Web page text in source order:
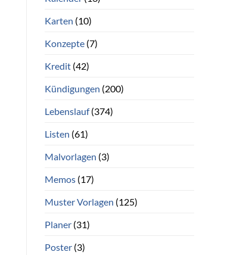
Karten (10)
Konzepte(7)
Kredit(42)
Kündigungen (200)
Lebenslauf(374)
Listen (61)
Malvorlagen (3)
Memos(17)
Muster Vorlagen (125)
Planer(31)
Poster(3)